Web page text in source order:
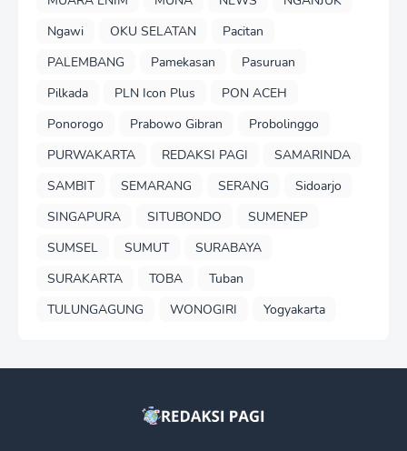
Ngawi
OKU SELATAN
Pacitan
PALEMBANG
Pamekasan
Pasuruan
Pilkada
PLN Icon Plus
PON ACEH
Ponorogo
Prabowo Gibran
Probolinggo
PURWAKARTA
REDAKSI PAGI
SAMARINDA
SAMBIT
SEMARANG SERANG
Sidoarjo
SINGAPURA
SITUBONDO
SUMENEP
SUMSEL
SUMUT
SURABAYA
SURAKARTA
TOBA
Tuban
TULUNGAGUNG
WONOGIRI Yogyakarta